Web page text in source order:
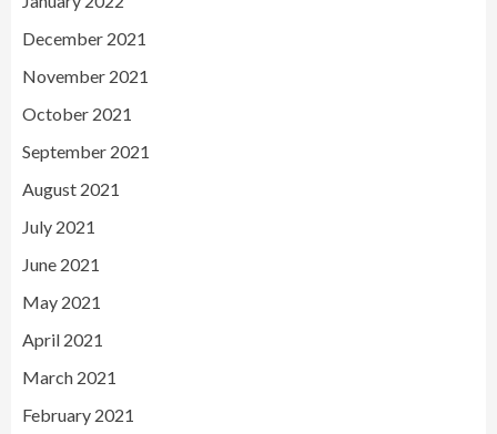
December 2021
November 2021
October 2021
September 2021
August 2021
July 2021
June 2021
May 2021
April 2021
March 2021
February 2021